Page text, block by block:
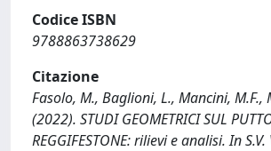
Codice ISBN
9788863738629
Citazione
Fasolo, M., Baglioni, L., Mancini, M.F.,
(2022). STUDI GEOMETRICI SUL
REGGIFESTONE: rilievi e analisi. In